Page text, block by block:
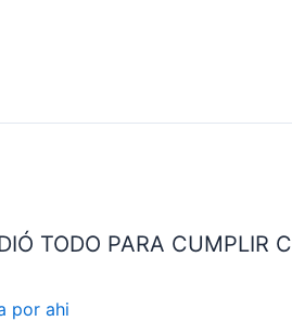
TODO PARA CUMPLIR
por ahi